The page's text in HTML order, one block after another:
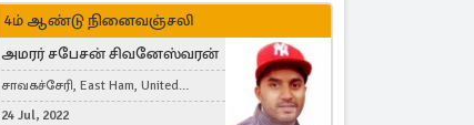
4ம் ஆண்டு நினைவஞ்சலி
அமரர் சபேசன் சிவனேஸ்வரன்
சாவகச்சேரி, East Ham, United
Kingdom
24 Jul, 2022